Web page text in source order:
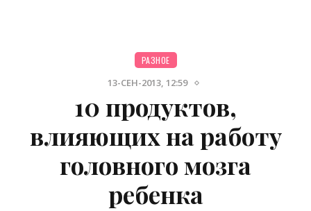
РАЗНОЕ
13-СЕН-2013, 12:59
10 продуктов,
влияющих на работу
головного мозга
ребенка